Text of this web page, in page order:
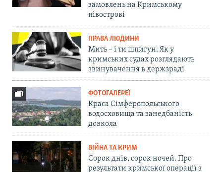
замовлень на Кримському
півострові
ПРАВА ЛЮДИНИ
Мить – і ти шпигун. Як у
кримських судах розглядають
звинувачення в держзраді
ФОТОГАЛЕРЕЇ
Краса Сімферопольського
водосховища та занедбаність
довкола
ВІЙНА ТА КРИМ
Сорок днів, сорок ночей. Про
результати кримської операції з